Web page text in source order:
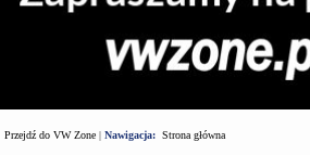
Przejdź do VW Zone | Nawigacja: Strona główna